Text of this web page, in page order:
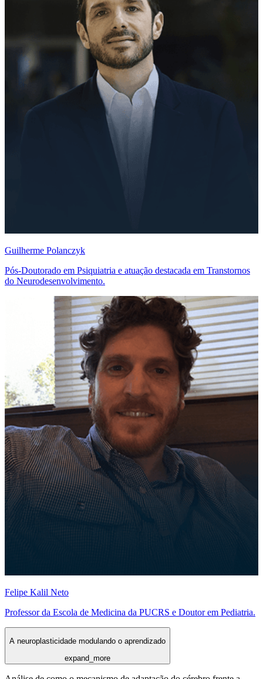
Guilherme Polanczyk
Pós-Doutorado em Psiquiatria e atuação destacada em Transtornos
do Neurodesenvolvimento.
Felipe Kalil Neto
Professor da Escola de Medicina da PUCRS e Doutor em Pediatria.
A neuroplasticidade modulando o aprendizado
expand_more